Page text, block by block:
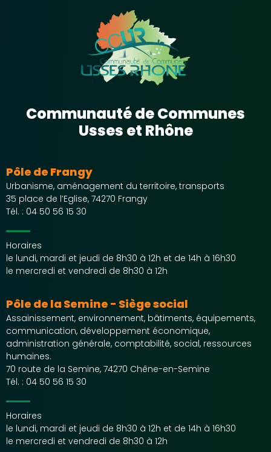
Communauté de Communes
Usses et Rhône
Pôle de Frangy
Urbanisme, aménagement du territoire, transports
35 place de l’Eglise, 74270 Frangy
Tél. : 04 50 56 15 30
Horaires
le lundi, mardi et jeudi de 8h30 à 12h et de 14h à 16h30
le mercredi et vendredi de 8h30 à 12h
Pôle de la Semine - Siège social
Assainissement, environnement, bâtiments, équipements,
communication, développement économique,
administration générale, comptabilité, social, ressources
humaines.
70 route de la Semine, 74270 Chêne-en-Semine
Tél. : 04 50 56 15 30
Horaires
le lundi, mardi et jeudi de 8h30 à 12h et de 14h à 16h30
le mercredi et vendredi de 8h30 à 12h